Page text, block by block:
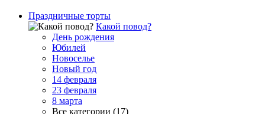
Праздничные торты
Какой повод?
День рождения
Юбилей
Новоселье
Новый год
14 февраля
23 февраля
8 марта
Все категории (17)